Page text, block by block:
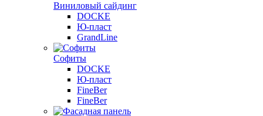
Виниловый сайдинг
DOCKE
Ю-пласт
GrandLine
Софиты
DOCKE
Ю-пласт
FineBer
FineBer